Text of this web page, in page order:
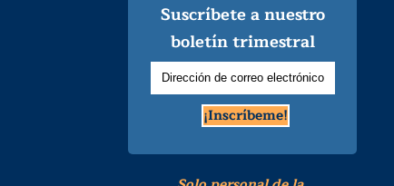
Suscríbete a nuestro
boletín trimestral
¡Inscríbeme!